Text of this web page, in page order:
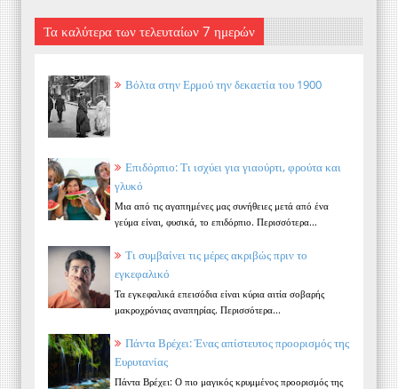
Τα καλύτερα των τελευταίων 7 ημερών
Βόλτα στην Ερμού την δεκαετία του 1900
Επιδόρπιο: Τι ισχύει για γιαούρτι, φρούτα και
γλυκό
Μια από τις αγαπημένες μας συνήθειες μετά από ένα
γεύμα είναι, φυσικά, το επιδόρπιο. Περισσότερα...
Τι συμβαίνει τις μέρες ακριβώς πριν το
εγκεφαλικό
Τα εγκεφαλικά επεισόδια είναι κύρια αιτία σοβαρής
μακροχρόνιας αναπηρίας. Περισσότερα...
Πάντα Βρέχει: Ένας απίστευτος προορισμός της
Ευρυτανίας
Πάντα Βρέχει: Ο πιο μαγικός κρυμμένος προορισμός της